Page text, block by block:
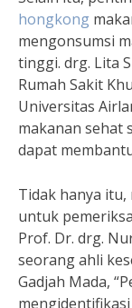
hongkong
mengonsumsi
tinggi. drg. Lita
Rumah Sakit
Universitas
makanan sehat
dapat
Tidak hanya
untuk
Prof. Dr. drg.
seorang ahli
Gadjah Mada,